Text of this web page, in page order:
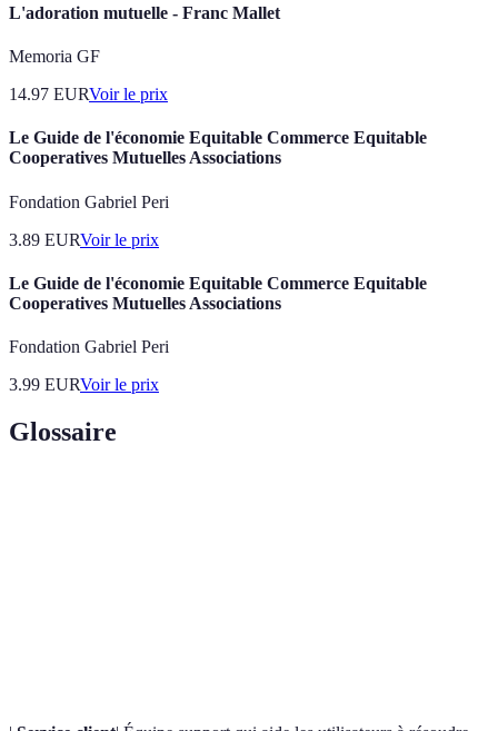
L'adoration mutuelle - Franc Mallet
Memoria GF
14.97 EURVoir le prix
Le Guide de l'économie Equitable Commerce Equitable
Cooperatives Mutuelles Associations
Fondation Gabriel Peri
3.89 EURVoir le prix
Le Guide de l'économie Equitable Commerce Equitable
Cooperatives Mutuelles Associations
Fondation Gabriel Peri
3.99 EURVoir le prix
Glossaire